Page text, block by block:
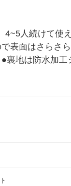
4~5人続けて使
表面はさらさ
裏地は防水加工